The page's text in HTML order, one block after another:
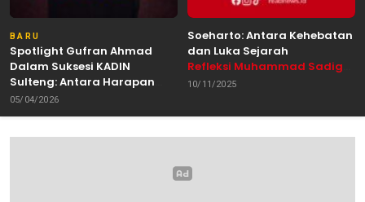
BARU
Spotlight Gufran Ahmad
Dalam Suksesi KADIN
Sulteng: Antara Harapan
dan Kebutuhan Perubahan
Oleh: Anshar Munir
05/04/2026
Soeharto: Antara Kehebatan
dan Luka Sejarah
Refleksi Muhammad Sadig
Alhabsyie, Akademisi UIN
Pemerhati Gerakan
10/11/2025